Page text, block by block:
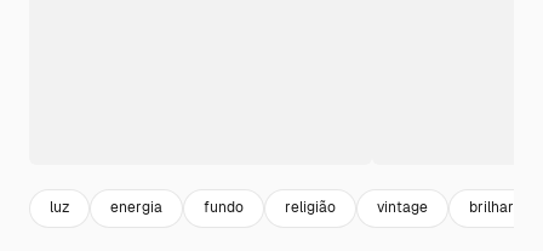
luz energia fundo religião vintage brilhar